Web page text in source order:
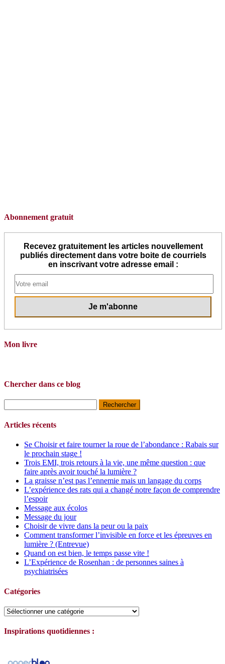
Abonnement gratuit
Recevez gratuitement les articles nouvellement
publiés directement dans votre boite de courriels
en inscrivant votre adresse email :
Mon livre
Chercher dans ce blog
Articles récents
Se Choisir et faire tourner la roue de l’abondance : Rabais sur
le prochain stage !
Trois EMI, trois retours à la vie, une même question : que
faire après avoir touché la lumière ?
La graisse n’est pas l’ennemie mais un langage du corps
L’expérience des rats qui a changé notre façon de comprendre
l’espoir
Message aux écolos
Message du jour
Choisir de vivre dans la peur ou la paix
Comment transformer l’invisible en force et les épreuves en
lumière ? (Entrevue)
Quand on est bien, le temps passe vite !
L’Expérience de Rosenhan : de personnes saines à
psychiatrisées
Catégories
Catégories
Inspirations quotidiennes :